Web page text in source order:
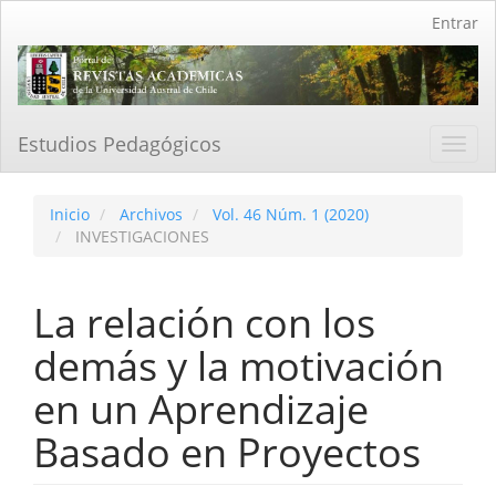
Contenido
principal
Barra
Entrar
Estudios Pedagógicos
Inicio Archivos
Vol. 46 Núm. 1 (2020)
INVESTIGACIONES
La relación con los
demás y la motivación
en un Aprendizaje
Basado en Proyectos